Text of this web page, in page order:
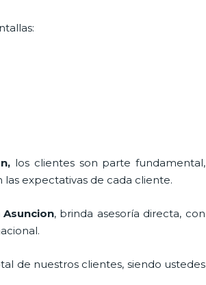
los clientes son parte fundamental,
expectativas de cada cliente.
, brinda asesoría directa, con
de nuestros clientes, siendo ustedes